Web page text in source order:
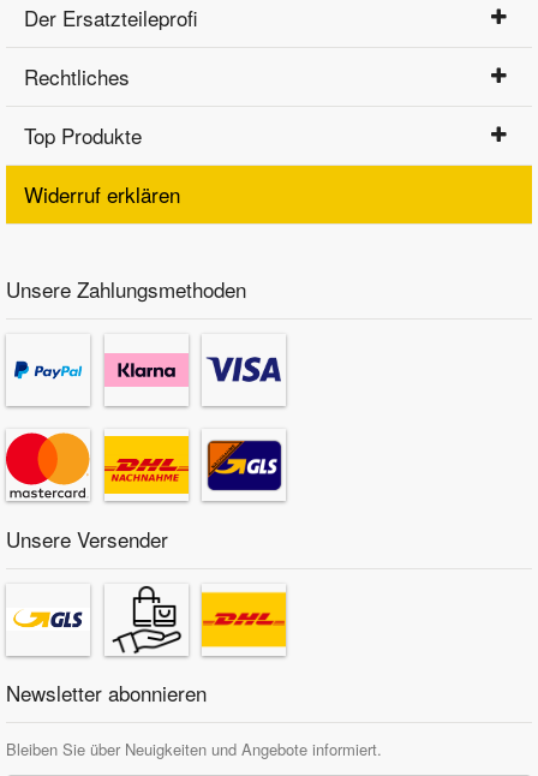
Der Ersatzteileprofi
Rechtliches
Top Produkte
Widerruf erklären
Unsere Zahlungsmethoden
Unsere Versender
Newsletter abonnieren
Bleiben Sie über Neuigkeiten und Angebote informiert.